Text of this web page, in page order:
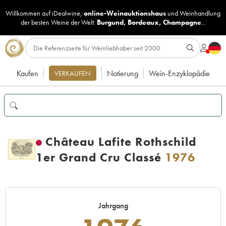
Willkommen auf iDealwine, online-Weinauktionshaus undWeinhandlung
der besten Weine der Welt: Burgund, Bordeaux, Champagne...
Kaufen VERKAUFEN Notierung Wein-Enzyklopädie
Château Lafite Rothschild
1er Grand Cru Classé 1976
Jahrgang